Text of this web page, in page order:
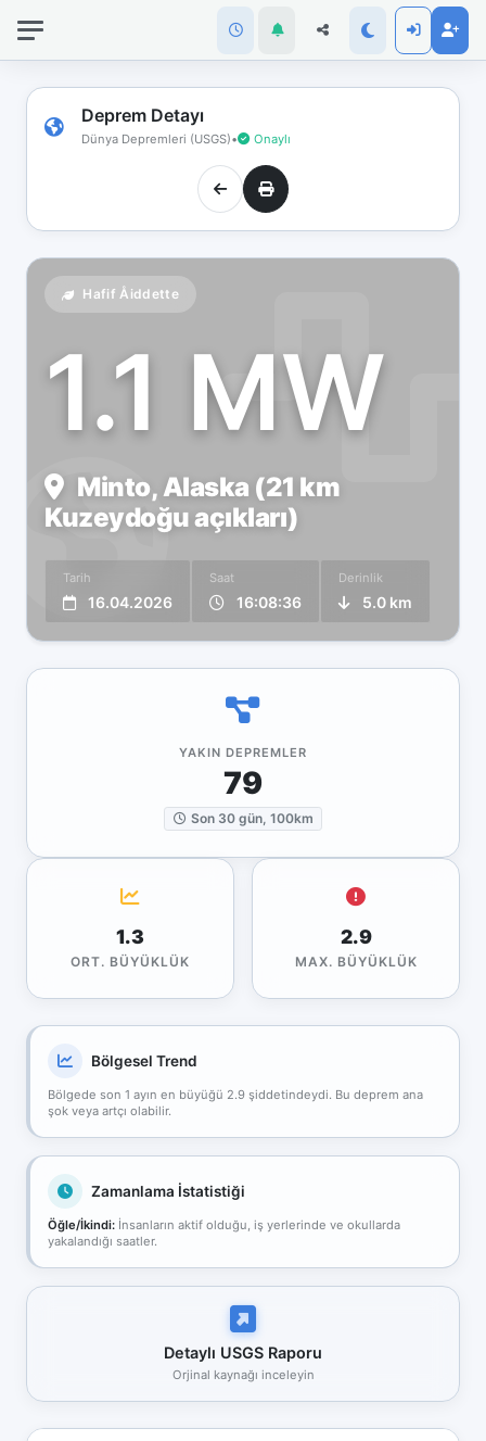
Deprem Detayı
Dünya Depremleri (USGS)• Onaylı
Hafif Åiddette
1.1 MW
Minto, Alaska (21 km
Kuzeydoğu açıkları)
Tarih
16.04.2026
Saat
16:08:36
Derinlik
5.0 km
YAKIN DEPREMLER
79
Son 30 gün, 100km
1.3
ORT. BÜYÜKLÜK
2.9
MAX. BÜYÜKLÜK
Bölgesel Trend
Bölgede son 1 ayın en büyüğü 2.9 şiddetindeydi. Bu deprem ana
şok veya artçı olabilir.
Zamanlama İstatistiği
Öğle/İkindi: İnsanların aktif olduğu, iş yerlerinde ve okullarda
yakalandığı saatler.
Detaylı USGS Raporu
Orjinal kaynağı inceleyin
bağlantınız
koptu!
Çevrimdışı
moddasınız.